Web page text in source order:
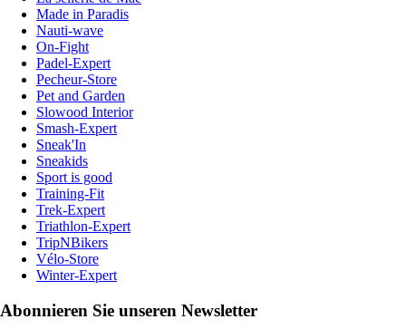
Made in Paradis
Nauti-wave
On-Fight
Padel-Expert
Pecheur-Store
Pet and Garden
Slowood Interior
Smash-Expert
Sneak'In
Sneakids
Sport is good
Training-Fit
Trek-Expert
Triathlon-Expert
TripNBikers
Vélo-Store
Winter-Expert
Abonnieren Sie unseren Newsletter